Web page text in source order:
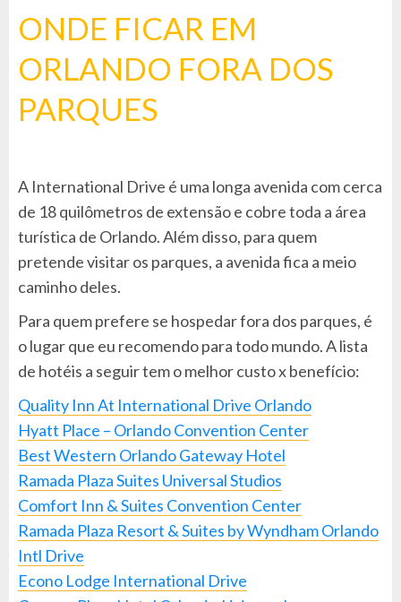
ONDE FICAR EM
ORLANDO FORA DOS
PARQUES
A International Drive é uma longa avenida com cerca
de 18 quilômetros de extensão e cobre toda a área
turística de Orlando. Além disso, para quem
pretende visitar os parques, a avenida fica a meio
caminho deles.
Para quem prefere se hospedar fora dos parques, é
o lugar que eu recomendo para todo mundo. A lista
de hotéis a seguir tem o melhor custo x benefício:
Quality Inn At International Drive Orlando
Hyatt Place – Orlando Convention Center
Best Western Orlando Gateway Hotel
Ramada Plaza Suites Universal Studios
Comfort Inn & Suites Convention Center
Ramada Plaza Resort & Suites by Wyndham Orlando
Intl Drive
Econo Lodge International Drive